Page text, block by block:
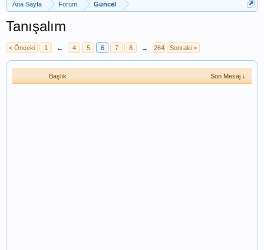
Ana Sayfa Forum Güncel
Tanışalım
< Önceki 1 ← 4 5 6 7 8 → 264 Sonraki >
Başlık Son Mesaj ↓